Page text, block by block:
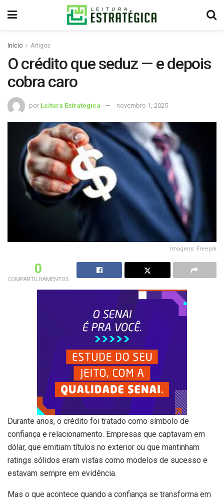
Início Artigos
O crédito que seduz — e depois
cobra caro
por Leitura Estratégica novembro 1, 2025
Imagens: Freepik
0
COMPARTILHAMENTOS
Durante anos, o crédito foi tratado como símbolo de
confiança e relacionamento. Empresas que captavam em
dólar, que emitiam títulos no exterior ou que mantinham
ratings sólidos eram vistas como modelos de sucesso e
estavam sempre em evidência.
Mas o que acontece quando a confiança se transforma em